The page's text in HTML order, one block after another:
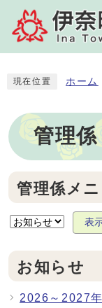
現在位置 ホーム
管理係
管理係メ
表
お知らせ
2026～2027